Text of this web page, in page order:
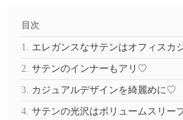
目次
エレガンスなサテンはオフィスカ
サテンのインナーもアリ♡
カジュアルデザインを綺麗めに♡
サテンの光沢はボリュームスリー